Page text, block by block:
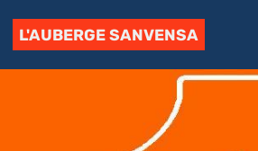
L'AUBERGE SANVENSA